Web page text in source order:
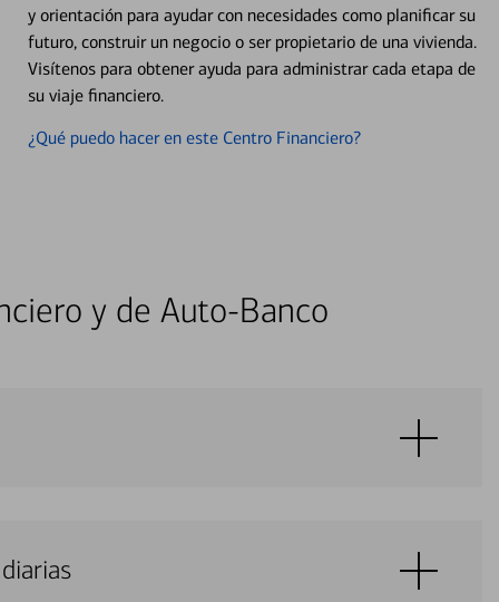
y orientación para ayudar con necesidades como planificar su
futuro, construir un negocio o ser propietario de una vivienda.
Visítenos para obtener ayuda para administrar cada etapa de
su viaje financiero.
¿Qué puedo hacer en este Centro Financiero?
y de Auto-Banco